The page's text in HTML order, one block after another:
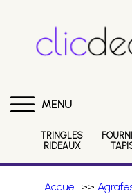
MENU
TRINGLES
RIDEAUX
Accueil >>